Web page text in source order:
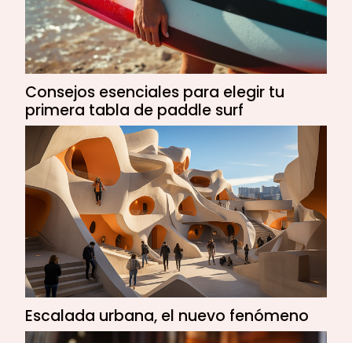
Consejos esenciales para elegir tu
primera tabla de paddle surf
Escalada urbana, el nuevo fenómeno